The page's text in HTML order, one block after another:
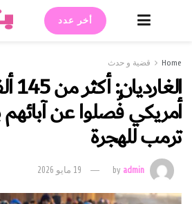
أخر عدد
Home قضية و حدث
أمريكي فُصلوا عن
ترمب للهجرة
byadmin 19 مايو 2026